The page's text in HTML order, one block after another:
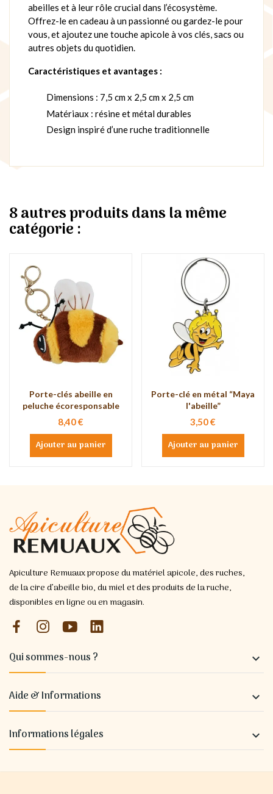
abeilles et à leur rôle crucial dans l’écosystème.
Offrez-le en cadeau à un passionné ou gardez-le pour
vous, et ajoutez une touche apicole à vos clés, sacs ou
autres objets du quotidien.
Caractéristiques et avantages :
Dimensions : 7,5 cm x 2,5 cm x 2,5 cm
Matériaux : résine et métal durables
Design inspiré d’une ruche traditionnelle
8 autres produits dans la même
catégorie :
Porte-clés abeille en
peluche écoresponsable
8,40 €
Ajouter au panier
Porte-clé en métal “Maya
l'abeille”
3,50 €
Ajouter au panier
Apiculture Remuaux propose du matériel apicole, des ruches,
de la cire d’abeille bio, du miel et des produits de la ruche,
disponibles en ligne ou en magasin.
Qui sommes-nous ? 
Aide & Informations 
Informations légales 